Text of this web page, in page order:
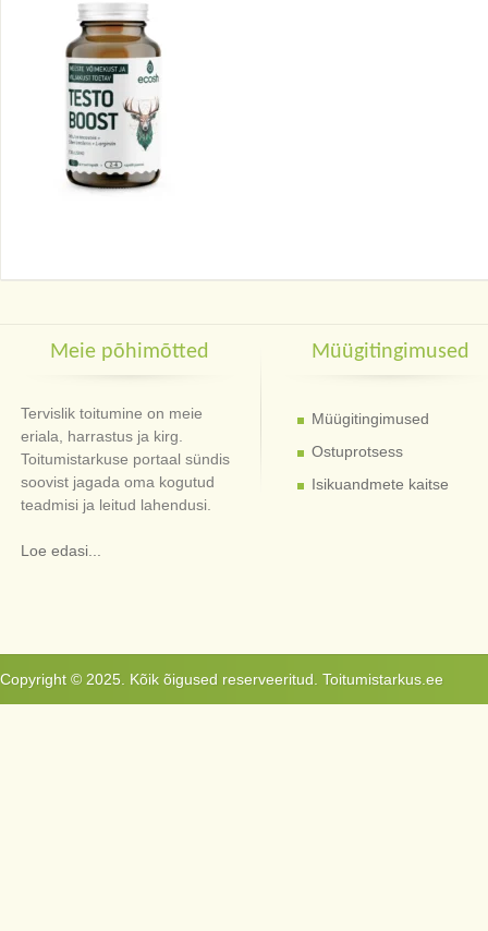
Meie põhimõtted
Tervislik toitumine on meie
eriala, harrastus ja kirg.
Toitumistarkuse portaal sündis
soovist jagada oma kogutud
teadmisi ja leitud lahendusi.
Loe edasi...
Müügitingimused
Müügitingimused
Ostuprotsess
Isikuandmete kaitse
Copyright © 2025. Kõik õigused reserveeritud. Toitumistarkus.ee